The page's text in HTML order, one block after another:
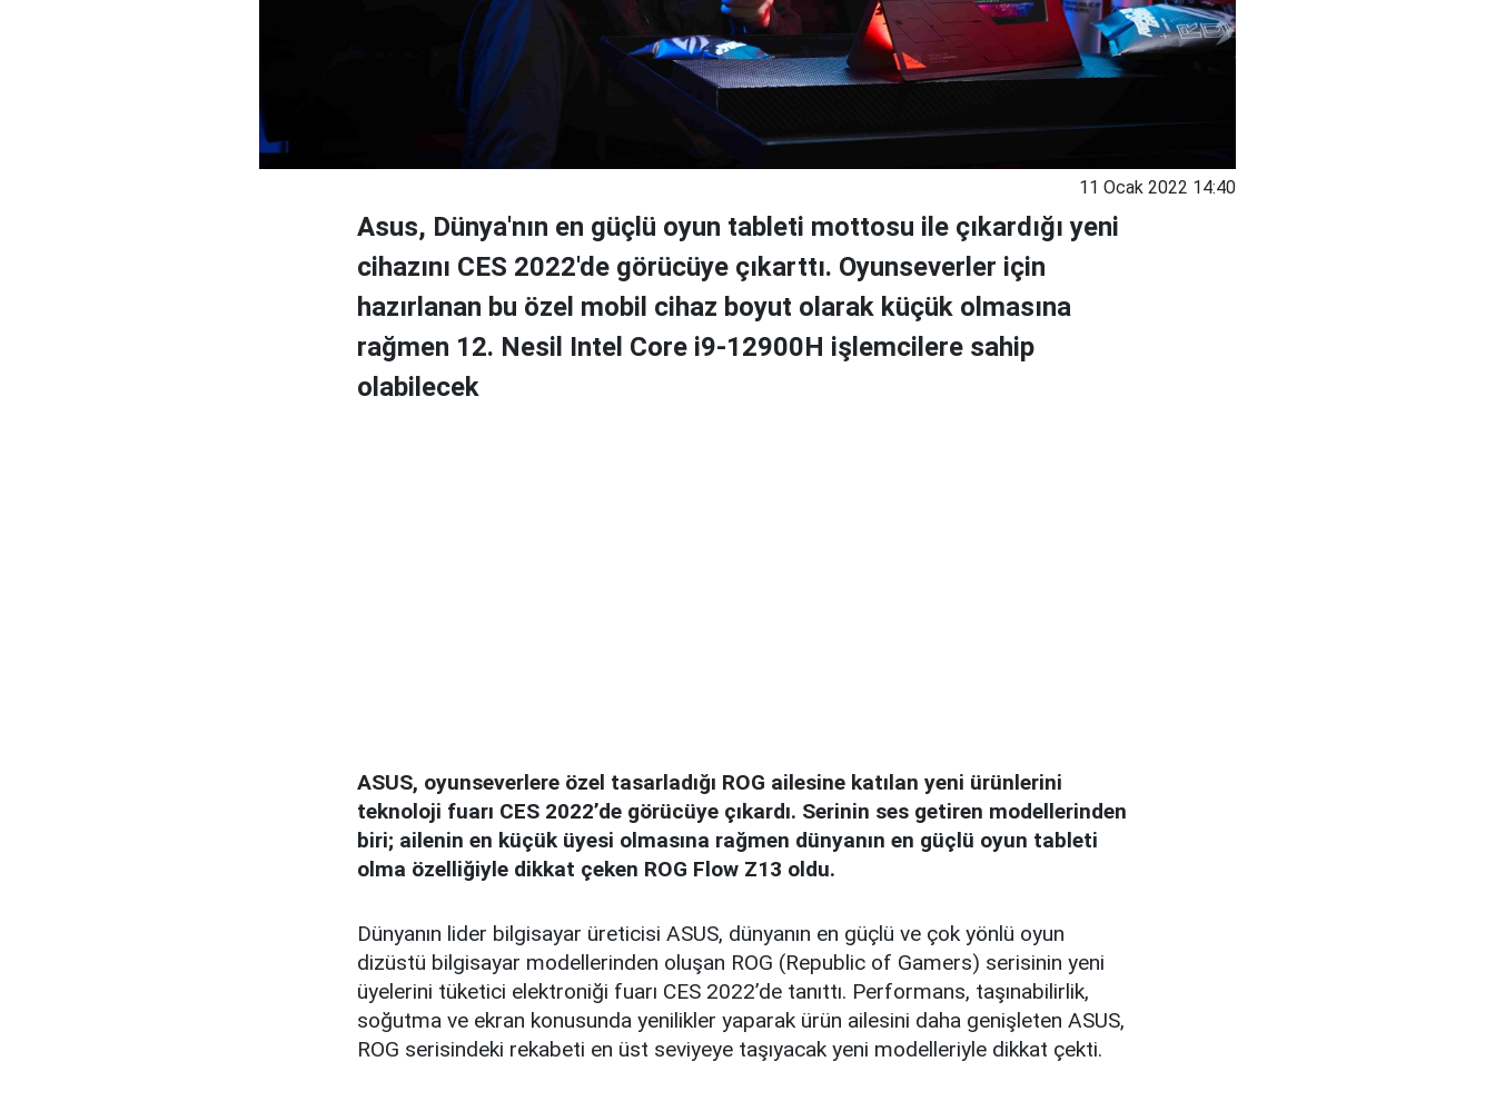
11 Ocak 2022 14:40
Asus, Dünya'nın en güçlü oyun tableti mottosu ile çıkardığı yeni
cihazını CES 2022'de görücüye çıkarttı. Oyunseverler için
hazırlanan bu özel mobil cihaz boyut olarak küçük olmasına
rağmen 12. Nesil Intel Core i9-12900H işlemcilere sahip
olabilecek
ASUS, oyunseverlere özel tasarladığı ROG ailesine katılan yeni ürünlerini
teknoloji fuarı CES 2022’de görücüye çıkardı. Serinin ses getiren modellerinden
biri; ailenin en küçük üyesi olmasına rağmen dünyanın en güçlü oyun tableti
olma özelliğiyle dikkat çeken ROG Flow Z13 oldu.
Dünyanın lider bilgisayar üreticisi ASUS, dünyanın en güçlü ve çok yönlü oyun
dizüstü bilgisayar modellerinden oluşan ROG (Republic of Gamers) serisinin yeni
üyelerini tüketici elektroniği fuarı CES 2022’de tanıttı. Performans, taşınabilirlik,
soğutma ve ekran konusunda yenilikler yaparak ürün ailesini daha genişleten ASUS,
ROG serisindeki rekabeti en üst seviyeye taşıyacak yeni modelleriyle dikkat çekti.